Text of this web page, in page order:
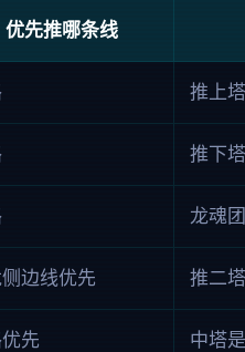
优先推哪条线
推上
推下
龙魂
边线优先 推二
先 中塔